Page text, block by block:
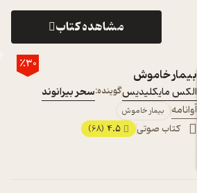
مشاهده کتاب
٪30
بیمار خاموش
الکس مایکلیدیسگوینده:سحر بیرانوند
آوانامه
بیمار خاموش
کتاب صوتی 4.5
(68)